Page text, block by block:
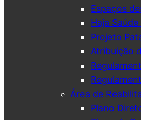
Espaços
Haja
Projeto
Atribuição
Área de
Plano